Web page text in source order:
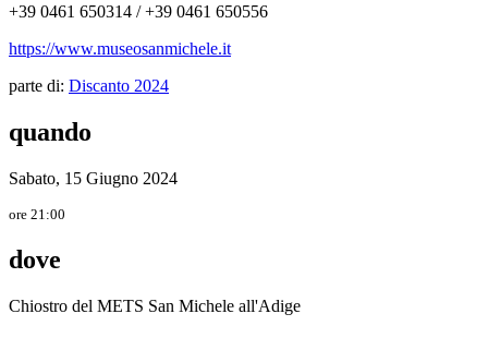
+39 0461 650314 / +39 0461 650556
https://www.museosanmichele.it
parte di: Discanto 2024
quando
Sabato, 15 Giugno 2024
ore 21:00
dove
Chiostro del METS San Michele all'Adige